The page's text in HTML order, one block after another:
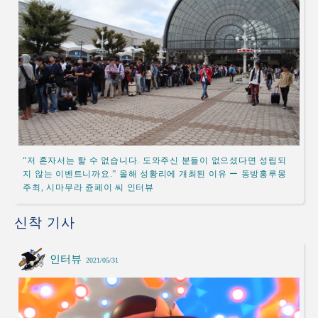
“저 혼자서는 할 수 없습니다. 도와주신 분들이 없으셨다면 성립되
지 않는 이벤트니까요.” 올해 성황리에 개최된 이유 ー 동방홍루몽
주최, 시마무라 쥰페이 씨 인터뷰
신착 기사
인터뷰 2021/05/31